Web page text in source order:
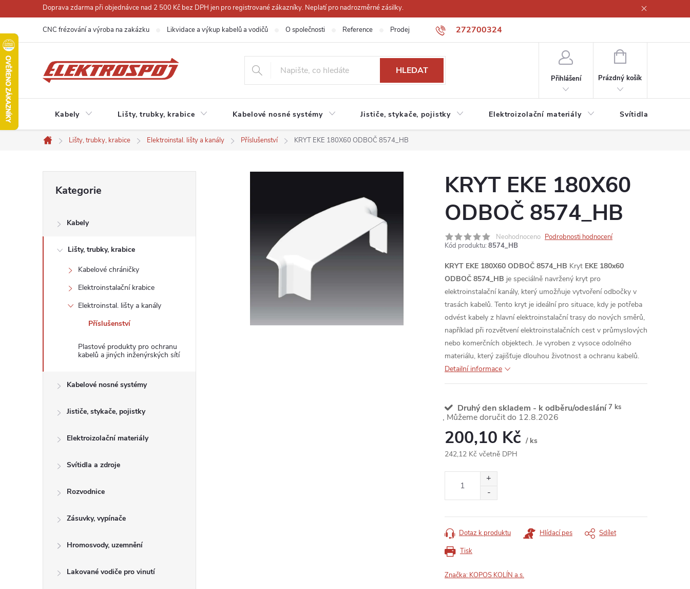
na
obsah
Doprava zdarma při objednávce nad 2 500 Kč bez DPH jen pro registrované zákazníky. Neplatí pro nadrozměrné zásilky.
272700324
CNC frézování a výroba na zakázku Likvidace a výkup kabelů a vodičů O společnosti Reference Prodejna Obchodní podmínky
HLEDAT
Přihlášení
NÁKUPNÍ
Prázdný košík
Kabely Lišty, trubky, krabice Kabelové nosné systémy Jističe, stykače, pojistky Elektroizolační materiály Svítidla a zdroje
Domů
Lišty, trubky, krabice Elektroinstal. lišty a kanály Příslušenství KRYT EKE 180X60 ODBOČ 8574_HB
s
kategorie
Kategorie
Kabely
Lišty, trubky, krabice
Kabelové chráničky
Elektroinstalační krabice
Elektroinstal. lišty a kanály
Příslušenství
Plastové produkty pro ochranu
kabelů a jiných inženýrských sítí
Kabelové nosné systémy
Jističe, stykače, pojistky
Elektroizolační materiály
Svítidla a zdroje
Rozvodnice
Zásuvky, vypínače
Hromosvody, uzemnění
Lakované vodiče pro vinutí
KRYT EKE 180X60
ODBOČ 8574_HB
Neohodnoceno Podrobnosti hodnocení
Kód produktu: 8574_HB
KRYT EKE 180X60 ODBOČ 8574_HB Kryt EKE 180x60
ODBOČ 8574_HB je speciálně navržený kryt pro
elektroinstalační kanály, který umožňuje vytvoření odbočky v
trasách kabelů. Tento kryt je ideální pro situace, kdy je potřeba
odvést kabely z hlavní elektroinstalační trasy do nových směrů,
například při rozvětvení elektroinstalačních cest v průmyslových
nebo komerčních objektech. Je vyroben z vysoce odolného
materiálu, který zajišťuje dlouhou životnost a ochranu kabelů.
Detailní informace
Druhý den skladem - k odběru/odeslání 7 ks
12.8.2026
200,10 Kč / ks
242,12 Kč včetně DPH
Tisk
Dotaz k produktu Hlídací pes Sdílet
Značka: KOPOS KOLÍN a.s.